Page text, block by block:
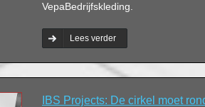
VepaBedrijfskleding.
Lees verder
IBS Projects: De cirkel moet